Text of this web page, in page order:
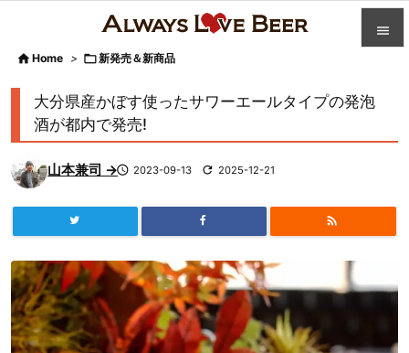



 Home > 新発売＆新商品
大分県産かぼす使ったサワーエールタイプの発泡
酒が都内で発売!
山本兼司 → 2023-09-13  2025-12-21
